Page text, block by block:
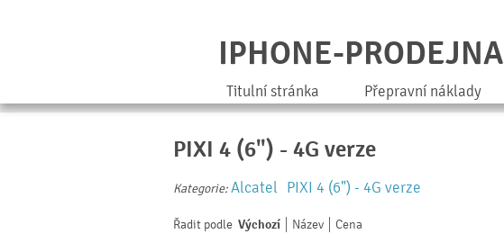
IPHONE-PRODEJNA
Titulní stránka Přepravní náklady
PIXI 4 (6") - 4G verze
Kategorie:Alcatel PIXI 4 (6") - 4G verze
Řadit podle Výchozí Název Cena